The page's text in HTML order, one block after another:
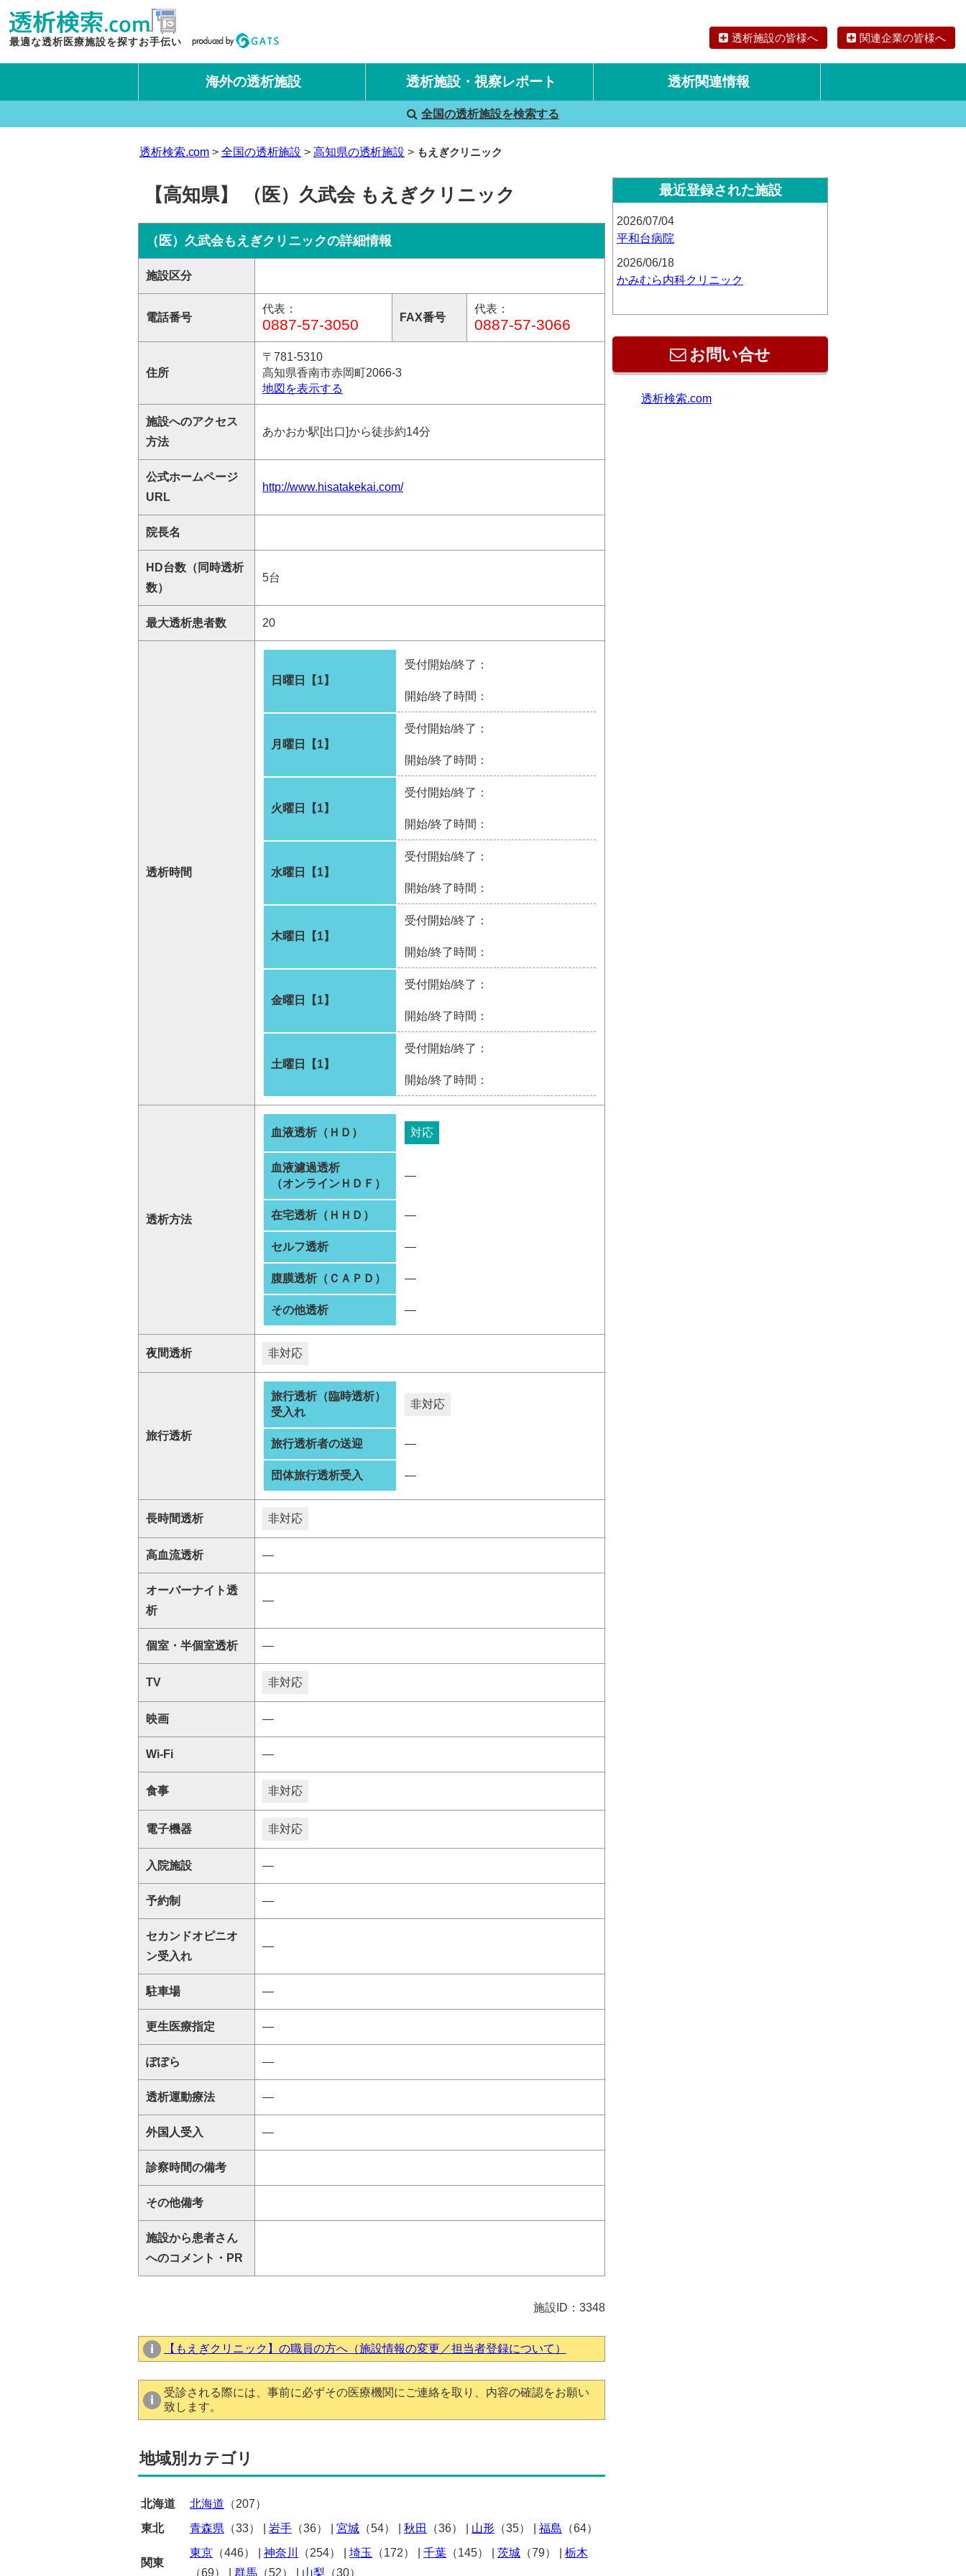
最適な透析医療施設を探すお手伝い 透析施設の皆様へ 関連企業の皆様へ
海外の透析施設 透析施設・視察レポート
国内旅行透析レポート
海外旅行透析レポート
透析関連情報
全国の透析施設を検索する
透析検索.com 全国の透析施設 高知県の透析施設 もえぎクリニック
【高知県】 （医）久武会 もえぎクリニック
（医）久武会もえぎクリニックの詳細情報
施設区分
電話番号
代表：
0887-57-3050 FAX番号
代表：
0887-57-3066
住所
〒781-5310
高知県香南市赤岡町2066-3
地図を表示する
施設へのアクセス
方法
あかおか駅[出口]から徒歩約14分
公式ホームページ
URL
http://www.hisatakekai.com/
院長名
HD台数（同時透析
数）
5台
最大透析患者数 20
透析時間
日曜日【1】
受付開始/終了：
開始/終了時間：
月曜日【1】
受付開始/終了：
開始/終了時間：
火曜日【1】
受付開始/終了：
開始/終了時間：
水曜日【1】
受付開始/終了：
開始/終了時間：
木曜日【1】
受付開始/終了：
開始/終了時間：
金曜日【1】
受付開始/終了：
開始/終了時間：
土曜日【1】
受付開始/終了：
開始/終了時間：
透析方法
血液透析（ＨＤ） 対応
血液濾過透析
（オンラインＨＤＦ）
―
在宅透析（ＨＨＤ） ―
セルフ透析 ―
腹膜透析（ＣＡＰＤ） ―
その他透析 ―
夜間透析 非対応
旅行透析
旅行透析（臨時透析）
受入れ
非対応
旅行透析者の送迎 ―
団体旅行透析受入 ―
長時間透析 非対応
高血流透析 ―
オーバーナイト透
析
―
個室・半個室透析 ―
TV 非対応
映画 ―
Wi-Fi ―
食事 非対応
電子機器 非対応
入院施設 ―
予約制 ―
セカンドオピニオ
ン受入れ
―
駐車場 ―
更生医療指定 ―
ぽぽら ―
透析運動療法 ―
外国人受入 ―
診察時間の備考
その他備考
施設から患者さん
へのコメント・PR
施設ID：3348
【もえぎクリニック】の職員の方へ（施設情報の変更／担当者登録について）
受診される際には、事前に必ずその医療機関にご連絡を取り、内容の確認をお願い
致します。
地域別カテゴリ
北海道 北海道 （207）
東北
青森県 （33） 岩手 （36） 宮城 （54） 秋田 （36） 山形 （35） 福島 （64）
関東
東京 （446） 神奈川 （254） 埼玉 （172） 千葉 （145） 茨城 （79）
栃木
（69）
群馬 （52） 山梨 （30）
最近登録された施設
2026/07/04
平和台病院
2026/06/18
かみむら内科クリニック
お問い合せ
透析検索.com